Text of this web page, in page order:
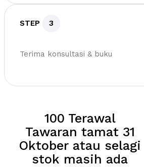
STEP 3
Terima konsultasi & buku
100 Terawal
Tawaran tamat 31
Oktober atau selagi
stok masih ada